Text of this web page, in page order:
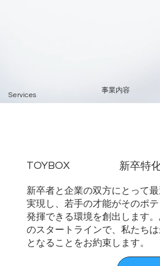
新卒者と企業の双方にとって
実現し、若手の才能がそのポ
発揮できる環境を創出します
のスタートラインで、私たち
となることをお約束します。
TOYBOX 新卒特
Services
事業内容